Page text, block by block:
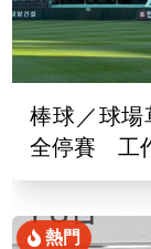
棒球／球場
全停賽 工
熱門